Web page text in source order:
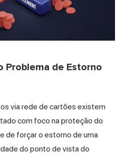
Problema de Estorno
via rede de cartões existem
com foco na proteção do
de forçar o estorno de uma
do ponto de vista do